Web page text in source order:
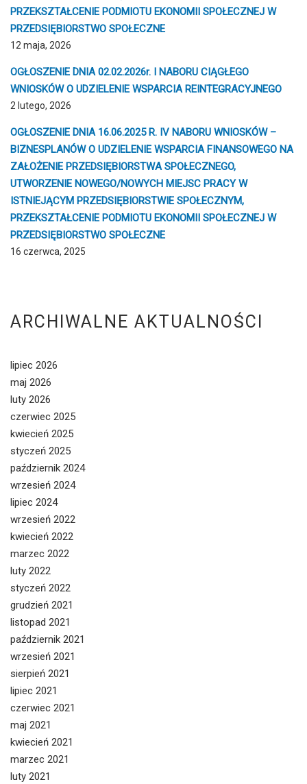
PRZEKSZTAŁCENIE PODMIOTU EKONOMII SPOŁECZNEJ W
PRZEDSIĘBIORSTWO SPOŁECZNE
12 maja, 2026
OGŁOSZENIE DNIA 02.02.2026r. I NABORU CIĄGŁEGO
WNIOSKÓW O UDZIELENIE WSPARCIA REINTEGRACYJNEGO
2 lutego, 2026
OGŁOSZENIE DNIA 16.06.2025 R. IV NABORU WNIOSKÓW –
BIZNESPLANÓW O UDZIELENIE WSPARCIA FINANSOWEGO NA
ZAŁOŻENIE PRZEDSIĘBIORSTWA SPOŁECZNEGO,
UTWORZENIE NOWEGO/NOWYCH MIEJSC PRACY W
ISTNIEJĄCYM PRZEDSIĘBIORSTWIE SPOŁECZNYM,
PRZEKSZTAŁCENIE PODMIOTU EKONOMII SPOŁECZNEJ W
PRZEDSIĘBIORSTWO SPOŁECZNE
16 czerwca, 2025
ARCHIWALNE AKTUALNOŚCI
lipiec 2026
maj 2026
luty 2026
czerwiec 2025
kwiecień 2025
styczeń 2025
październik 2024
wrzesień 2024
lipiec 2024
wrzesień 2022
kwiecień 2022
marzec 2022
luty 2022
styczeń 2022
grudzień 2021
listopad 2021
październik 2021
wrzesień 2021
sierpień 2021
lipiec 2021
czerwiec 2021
maj 2021
kwiecień 2021
marzec 2021
luty 2021